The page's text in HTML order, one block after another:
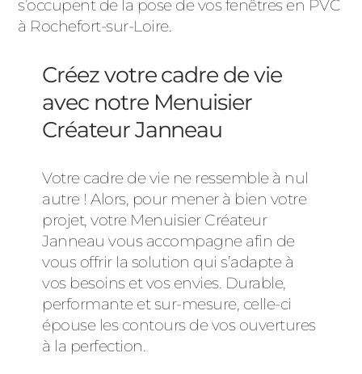
s’occupent de la pose de vos fenêtres en PVC
à Rochefort-sur-Loire.
Créez votre cadre de vie
avec notre Menuisier
Créateur Janneau
Votre cadre de vie ne ressemble à nul
autre ! Alors, pour mener à bien votre
projet, votre Menuisier Créateur
Janneau vous accompagne afin de
vous offrir la solution qui s’adapte à
vos besoins et vos envies. Durable,
performante et sur-mesure, celle-ci
épouse les contours de vos ouvertures
à la perfection.